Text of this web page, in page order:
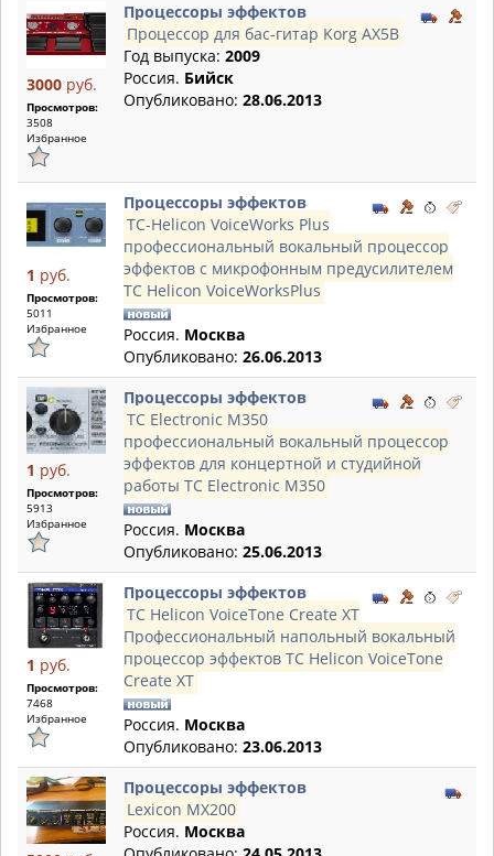
3000 руб.
Просмотров:
3508
Избранное
Процессоры эффектов
Процессор для бас-гитар Korg AX5B
Год выпуска: 2009
Россия. Бийск
Опубликовано: 28.06.2013
1 руб.
Просмотров:
5011
Избранное
Процессоры эффектов
TC-Helicon VoiceWorks Plus
профессиональный вокальный процессор
эффектов с микрофонным предусилителем
TC Helicon VoiceWorksPlus
Россия. Москва
Опубликовано: 26.06.2013
1 руб.
Просмотров:
5913
Избранное
Процессоры эффектов
TC Electronic M350
профессиональный вокальный процессор
эффектов для концертной и студийной
работы TC Electronic M350
Россия. Москва
Опубликовано: 25.06.2013
1 руб.
Просмотров:
7468
Избранное
Процессоры эффектов
TC Helicon VoiceTone Create XT
Профессиональный напольный вокальный
процессор эффектов TC Helicon VoiceTone
Create XT
Россия. Москва
Опубликовано: 23.06.2013
Процессоры эффектов
Lexicon MX200
Россия. Москва